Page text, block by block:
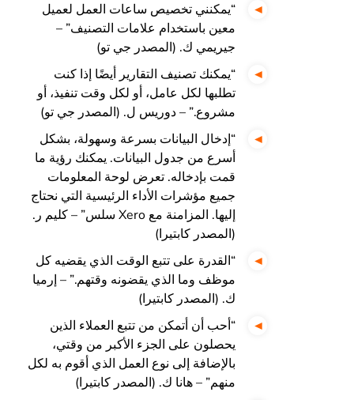
“يمكنني تخصيص ساعات العمل لعميل
معين باستخدام علامات التصنيف” –
جيريمي ك. (المصدر جي تو)
“يمكنك تصنيف التقارير أيضًا إذا كنت
تطلبها لكل عامل، أو لكل وقت تنفيذ، أو
مشروع.” – دوريس ل. (المصدر جي تو)
“إدخال البيانات بسرعة وسهولة، بشكل
أسرع من جدول البيانات. يمكنك رؤية ما
قمت بإدخاله. تعرض لوحة المعلومات
جميع مؤشرات الأداء الرئيسية التي نحتاج
إليها. المزامنة مع Xero سلس” – كليم ر.
(المصدر كابتيرا)
“القدرة على تتبع الوقت الذي يقضيه كل
موظف وما الذي يقضونه وقتهم.” – إرميا
ك. (المصدر كابتيرا)
“أحب أن أتمكن من تتبع العملاء الذين
يحصلون على الجزء الأكبر من وقتي،
بالإضافة إلى نوع العمل الذي أقوم به لكل
منهم” – هانا ك. (المصدر كابتيرا)